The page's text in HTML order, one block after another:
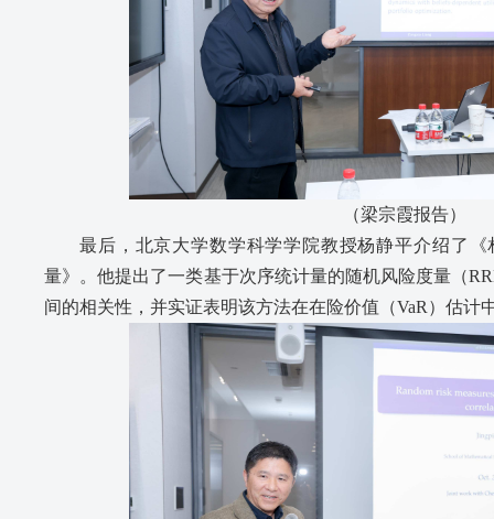
（梁宗霞报告）
最后，北京大学数学科学学院教授杨静平介绍了
量》。他提出了一类基于次序统计量的随机风险度量（
间的相关性，并实证表明该方法在在险价值（VaR）估计